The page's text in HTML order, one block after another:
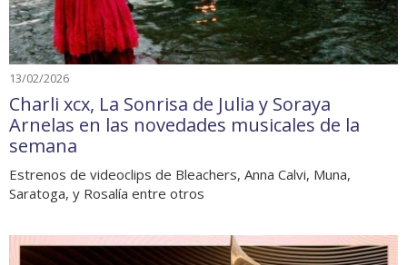
13/02/2026
Charli xcx, La Sonrisa de Julia y Soraya
Arnelas en las novedades musicales de la
semana
Estrenos de videoclips de Bleachers, Anna Calvi, Muna,
Saratoga, y Rosalía entre otros